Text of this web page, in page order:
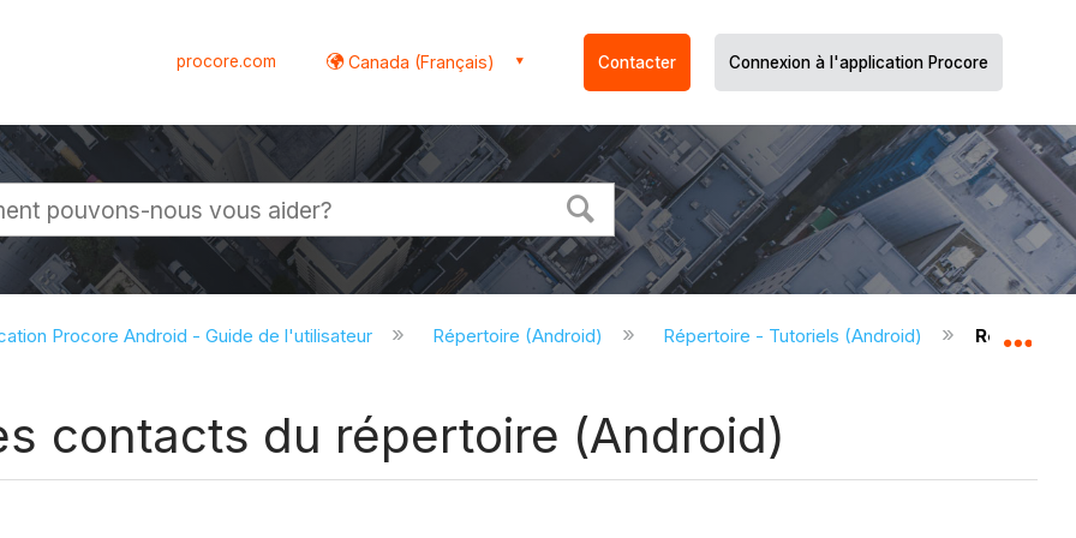
procore.com Canada (Français) Contacter Connexion à l'application Procore
Procore Android - Guide de l'utilisateur Répertoire (Android) Répertoire - Tutoriels (Android)
contacts du répertoire (Android)